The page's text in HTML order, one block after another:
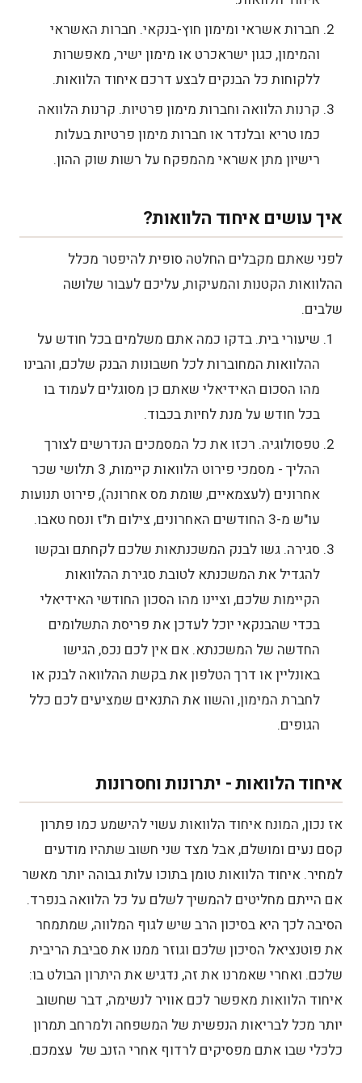
חברות אשראי ומימון חוץ-בנקאי. חברות האשראי
והמימון, כגון ישראכרט או מימון ישיר, מאפשרות
ללקוחות כל הבנקים לבצע דרכם איחוד הלוואות.
קרנות הלוואה וחברות מימון פרטיות. קרנות הלוואה
כמו טריא ובלנדר או חברות מימון פרטיות בעלות
רישיון מתן אשראי מהמפקח על רשות שוק ההון.
איך עושים איחוד הלוואות?
לפני שאתם מקבלים החלטה סופית להיפטר מכלל
ההלוואות הקטנות והמעיקות, עליכם לעבור שלושה
שלבים.
שיעורי בית. בדקו כמה אתם משלמים בכל חודש על
ההלוואות המחוברות לכל חשבונות הבנק שלכם, והבינו
מהו הסכום האידיאלי שאתם כן מסוגלים לעמוד בו
בכל חודש על מנת לחיות בכבוד.
טפסולוגיה. רכזו את כל המסמכים הנדרשים לצורך
ההליך - מסמכי פירוט הלוואות קיימות, 3 תלושי שכר
אחרונים (לעצמאיים, שומת מס אחרונה), פירוט תנועות
עו"ש מ-3 החודשים האחרונים, צילום ת"ז ונסח טאבו.
סגירה. גשו לבנק המשכנתאות שלכם לקחתם ובקשו
להגדיל את המשכנתא לטובת סגירת ההלוואות
הקיימות שלכם, וציינו מהו הסכון החודשי האידיאלי
בכדי שהבנקאי יוכל לעדכן את פריסת התשלומים
החדשה של המשכנתא. אם אין לכם נכס, הגישו
באונליין או דרך הטלפון את בקשת ההלוואה לבנק או
לחברת המימון, והשוו את התנאים שמציעים לכם כלל
הגופים.
איחוד הלוואות - יתרונות וחסרונות
אז נכון, המונח איחוד הלוואות עשוי להישמע כמו פתרון
קסם נעים ומושלם, אבל מצד שני חשוב שתהיו מודעים
למחיר. איחוד הלוואות טומן בתוכו עלות גבוהה יותר מאשר
אם הייתם מחליטים להמשיך לשלם על כל הלוואה בנפרד.
הסיבה לכך היא בסיכון הרב שיש לגוף המלווה, שמתמחר
את פוטנציאל הסיכון שלכם וגוזר ממנו את סביבת הריבית
שלכם. ואחרי שאמרנו את זה, נדגיש את היתרון הבולט בו:
איחוד הלוואות מאפשר לכם אוויר לנשימה, דבר שחשוב
יותר מכל לבריאות הנפשית של המשפחה ולמרחב תמרון
כלכלי שבו אתם מפסיקים לרדוף אחרי הזנב של עצמכם.